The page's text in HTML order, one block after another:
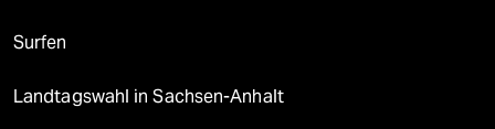
Surfen
Landtagswahl in Sachsen-Anhalt